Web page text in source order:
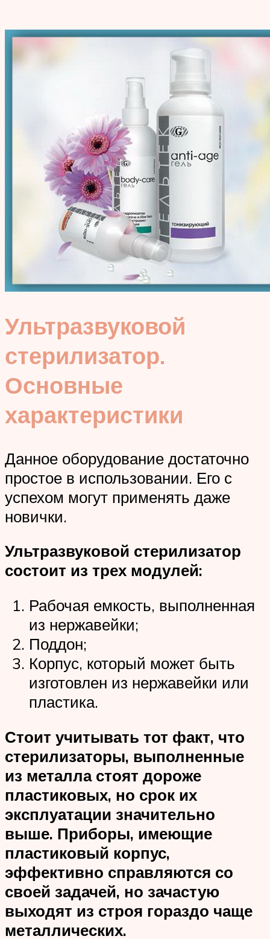
Ультразвуковой
стерилизатор.
Основные
характеристики
Данное оборудование достаточно
простое в использовании. Его с
успехом могут применять даже
новички.
Ультразвуковой стерилизатор
состоит из трех модулей:
Рабочая емкость, выполненная
из нержавейки;
Поддон;
Корпус, который может быть
изготовлен из нержавейки или
пластика.
Стоит учитывать тот факт, что
стерилизаторы, выполненные
из металла стоят дороже
пластиковых, но срок их
эксплуатации значительно
выше. Приборы, имеющие
пластиковый корпус,
эффективно справляются со
своей задачей, но зачастую
выходят из строя гораздо чаще
металлических.